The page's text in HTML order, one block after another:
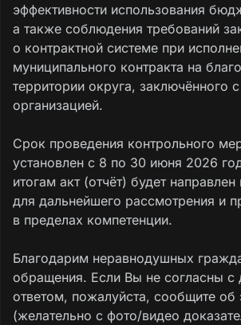
эффективности использования
а также соблюдения требований
о контрактной системе при
муниципального контракта на
территории округа, заключённого
организацией.
Срок проведения контрольного
установлен с 8 по 30 июня 2026
итогам акт (отчёт) будет
для дальнейшего рассмотрения и
в пределах компетенции.
Благодарим неравнодушных
обращения. Если Вы не согласны с
ответом, пожалуйста, сообщите об
(желательно с фото/видео